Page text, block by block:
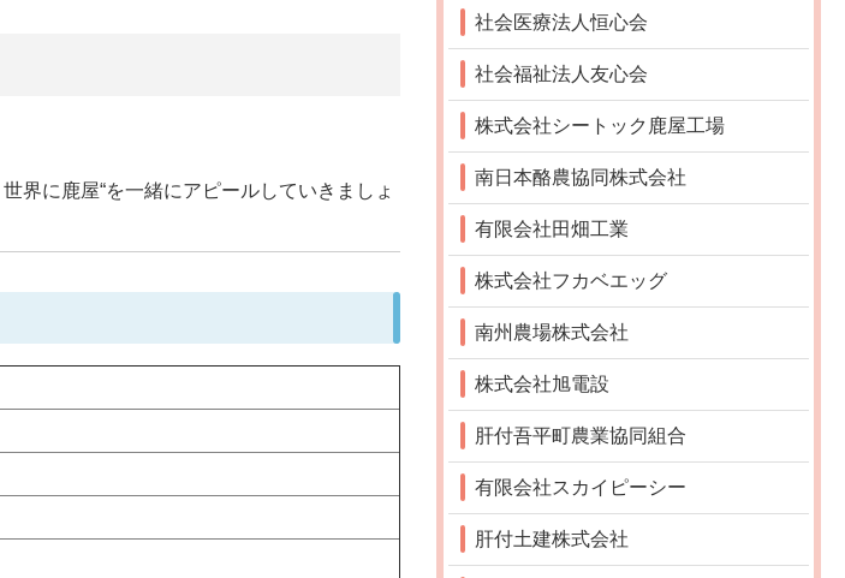
界に鹿屋“を一緒にアピールしていきましょ
社会医療法人恒心会
社会福祉法人友心会
株式会社シートック鹿屋工場
南日本酪農協同株式会社
有限会社田畑工業
株式会社フカベエッグ
南州農場株式会社
株式会社旭電設
肝付吾平町農業協同組合
有限会社スカイピーシー
肝付土建株式会社